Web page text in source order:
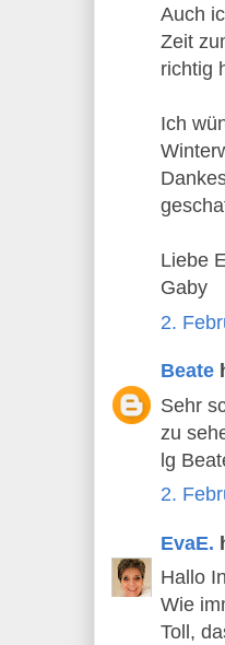
Auch
Zeit
richtig
Ich
Liebe
Gaby
2.
Beate
Sehr
zu
lg
2.
EvaE.
Hallo
Wie
Toll,